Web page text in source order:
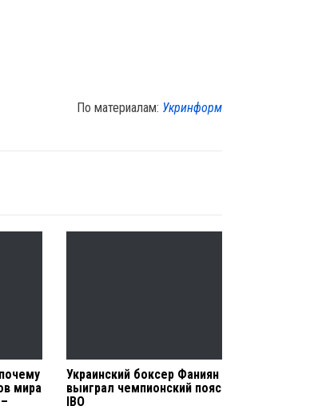
По материалам: Укринформ
мира
Украинский боксер Фаниян
выиграл чемпионский пояс
IBO